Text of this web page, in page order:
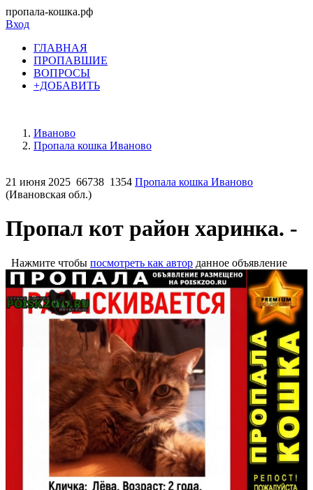
пропала-кошка.рф
Вход
ГЛАВНАЯ
ПРОПАВШИЕ
ВОПРОСЫ
+ДОБАВИТЬ
Иваново
Пропала кошка Иваново
21 июня 2025 66738 1354 Пропала кошка Иваново
(Ивановская обл.)
Пропал кот район харинка. -
Нажмите чтобы посмотреть как автор данное объявление